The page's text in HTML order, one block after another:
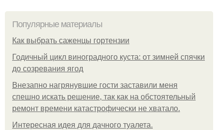
Популярные материалы
Как выбрать саженцы гортензии
Годичный цикл виноградного куста: от зимней спячки
до созревания ягод
Внезапно нагрянувшие гости заставили меня
спешно искать решение, так как на обстоятельный
ремонт времени катастрофически не хватало.
Интересная идея для дачного туалета.